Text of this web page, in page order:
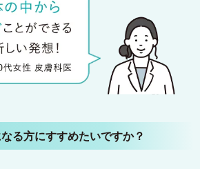
る方にすすめたいですか？